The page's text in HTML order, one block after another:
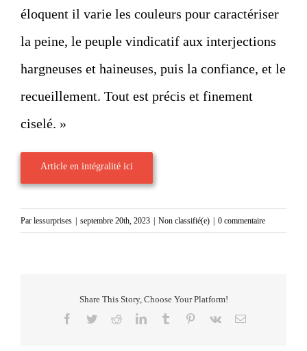
éloquent il varie les couleurs pour caractériser
la peine, le peuple vindicatif aux interjections
hargneuses et haineuses, puis la confiance, et le
recueillement. Tout est précis et finement
ciselé. »
Article en intégralité ici
Par lessurprises septembre 20th, 2023 Non classifié(e) 0 commentaire
Share This Story, Choose Your Platform!
Facebook
TwitterRedditLinkedInTumblr Pinterest
Vk Email